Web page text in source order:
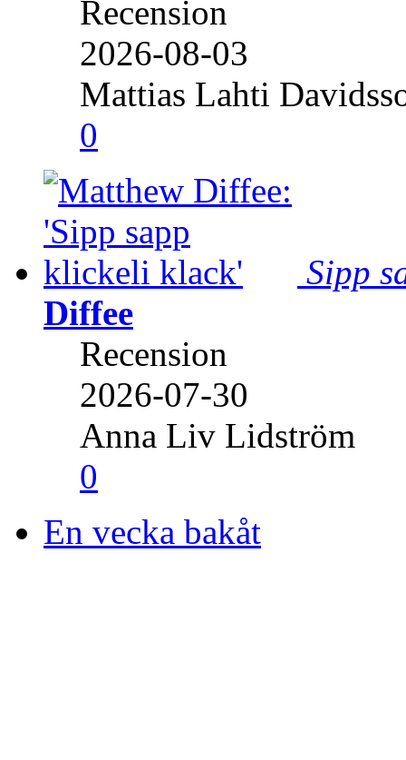
Recension
2026-08-03
Mattias Lahti
0
Sipp
Diffee
Recension
2026-07-30
Anna Liv Lidström
0
En vecka bakåt